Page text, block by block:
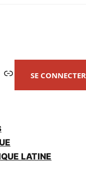
Lien SE CONNECTER
LATINE